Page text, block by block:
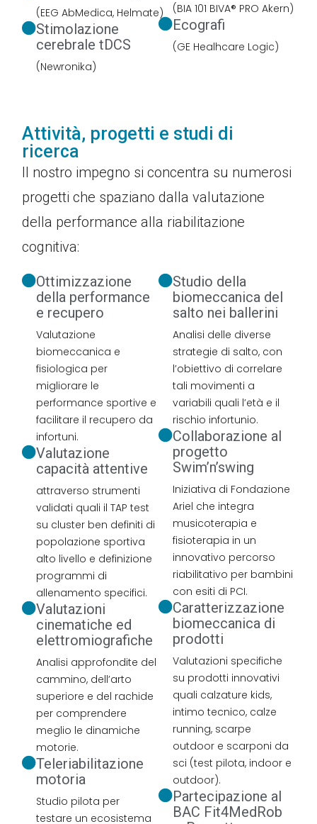
(EEG AbMedica, Helmate)
Stimolazione
cerebrale tDCS
(Newronika)
(BIA 101 BIVA® PRO Akern)
Ecografi
(GE Healhcare Logic)
Attività, progetti e studi di
ricerca
Il nostro impegno si concentra su numerosi
progetti che spaziano dalla valutazione
della performance alla riabilitazione
cognitiva:
Ottimizzazione
della performance
e recupero
Valutazione
biomeccanica e
fisiologica per
migliorare le
performance sportive e
facilitare il recupero da
infortuni.
Valutazione
capacità attentive
attraverso strumenti
validati quali il TAP test
su cluster ben definiti di
popolazione sportiva
alto livello e definizione
programmi di
allenamento specifici.
Valutazioni
cinematiche ed
elettromiografiche
Analisi approfondite del
cammino, dell’arto
superiore e del rachide
per comprendere
meglio le dinamiche
motorie.
Teleriabilitazione
motoria
Studio pilota per
testare un ecosistema
Studio della
biomeccanica del
salto nei ballerini
Analisi delle diverse
strategie di salto, con
l’obiettivo di correlare
tali movimenti a
variabili quali l’età e il
rischio infortunio.
Collaborazione al
progetto
Swim’n’swing
Iniziativa di Fondazione
Ariel che integra
musicoterapia e
fisioterapia in un
innovativo percorso
riabilitativo per bambini
con esiti di PCI.
Caratterizzazione
biomeccanica di
prodotti
Valutazioni specifiche
su prodotti innovativi
quali calzature kids,
intimo tecnico, calze
running, scarpe
outdoor e scarponi da
sci (test pilota, indoor e
outdoor).
Partecipazione al
BAC Fit4MedRob